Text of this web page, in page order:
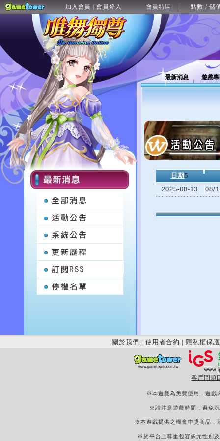
加入會員 | 會員登入 會員特區 點數 / 儲
最新消息 遊戲
日期 5
2025-08-13
08/
關於我們 | 使用者合約 | 隱私權保護
客戶問題
※本遊戲為免費使用，遊戲
※請注意遊戲時間，避免
※本遊戲提供之機會中獎商品，
※於平台上尊重包容多元性別